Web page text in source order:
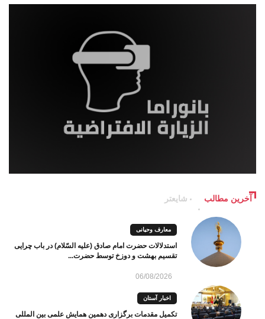
آخرین مطالب شایعتر
معارف وحیانی
استدلالات حضرت امام صادق (علیه السّلام) در باب چرایی
تقسیم بهشت و دوزخ توسط حضرت...
06/08/2026
اخبار آستان
تکمیل مقدمات برگزاری دهمین همایش علمی بین المللی